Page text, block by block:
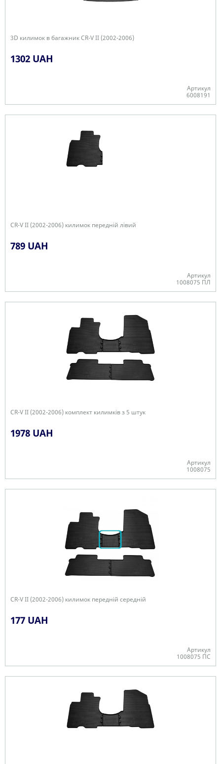
3D килимок в багажник CR-V II (2002-2006)
1302 UAH
Артикул
6008191
CR-V II (2002-2006) килимок передній лівий
789 UAH
Артикул
1008075 ПЛ
CR-V II (2002-2006) комплект килимків з 5 штук
1978 UAH
Артикул
1008075
CR-V II (2002-2006) килимок передній середній
177 UAH
Артикул
1008075 ПС